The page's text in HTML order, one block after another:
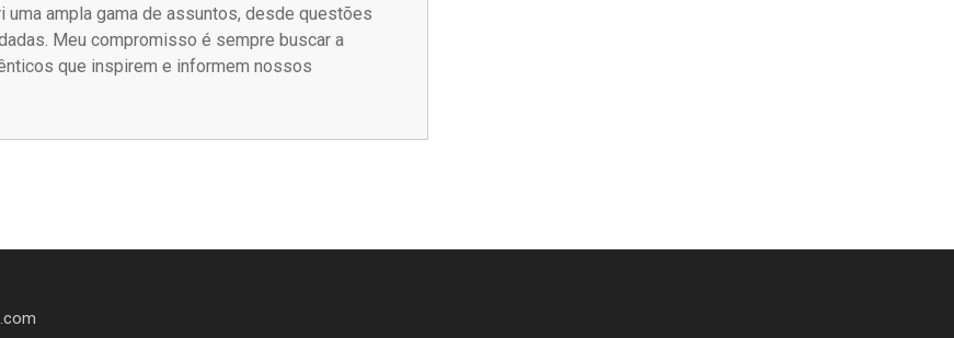
uma ampla gama de assuntos, desde questões
Meu compromisso é sempre buscar a
que inspirem e informem nossos